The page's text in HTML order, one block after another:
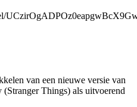
van een nieuwe versie van
Things) als uitvoerend